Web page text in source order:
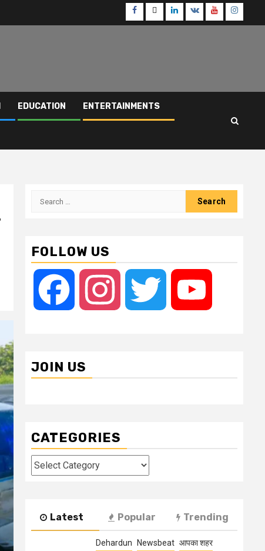
Facebook
TwitterLinkedin
VK Youtube
EDUCATION ENTERTAINMENTS
Search
FOLLOW US
Facebook Instagram Twitter
JOIN US
CATEGORIES
Categories
Latest Popular Trending
Dehardun Newsbeat आपका शहर